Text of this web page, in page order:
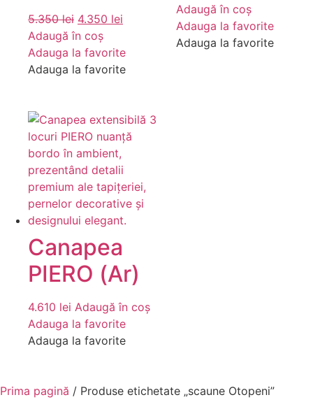
5.350lei Prețul
inițial
a
fost:
4.350 lei
este:
4.350 lei.
Adaugă în coș
Adauga la favorite
Adauga la favorite
inițial
a
fost:
este:
6.940
Adaugă în coș
Adauga la favorite
Adauga la favorite
Canapea
PIERO (Ar)
4.610 lei Adaugă în coș
Adauga la favorite
Adauga la favorite
Prima pagină / Produse etichetate „scaune Otopeni”